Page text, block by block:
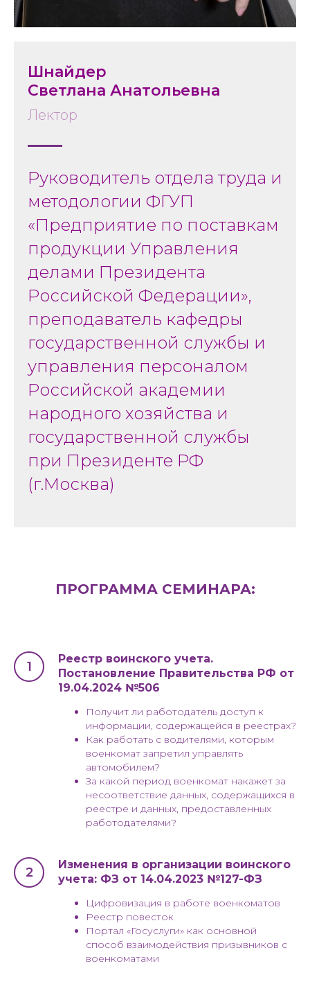
Шнайдер
Светлана Анатольевна
Лектор
Руководитель отдела труда и
методологии ФГУП
«Предприятие по поставкам
продукции Управления
делами Президента
Российской Федерации»,
преподаватель кафедры
государственной службы и
управления персоналом
Российской академии
народного хозяйства и
государственной службы
при Президенте РФ
(г.Москва)
ПРОГРАММА СЕМИНАРА:
Реестр воинского учета.
Постановление Правительства РФ от
19.04.2024 №506
Получит ли работодатель доступ к
информации, содержащейся в реестрах?
Как работать с водителями, которым
военкомат запретил управлять
автомобилем?
За какой период военкомат накажет за
несоответствие данных, содержащихся в
реестре и данных, предоставленных
работодателями?
Изменения в организации воинского
учета: ФЗ от 14.04.2023 №127-ФЗ
Цифровизация в работе военкоматов
Реестр повесток
Портал «Госуслуги» как основной
способ взаимодействия призывников с
военкоматами